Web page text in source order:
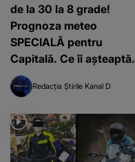
de la 30 la 8 grade!
Prognoza meteo
SPECIALĂ pentru
Capitală. Ce îi așteaptă
pe bucureșteni e
îngrozitor
Redacția Știrile Kanal D